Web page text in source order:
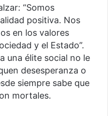
“Somos
positiva. Nos
en los valores
y el Estado”.
una élite social no le
desesperanza o
siempre sabe que
mortales.